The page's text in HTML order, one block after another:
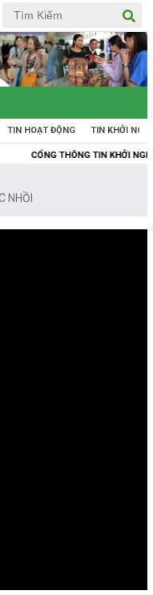
TIN HOẠT ĐỘNG TIN KHỞI
TIN KHỞI NGHIỆP ĐỔI MỚI
NHỒI